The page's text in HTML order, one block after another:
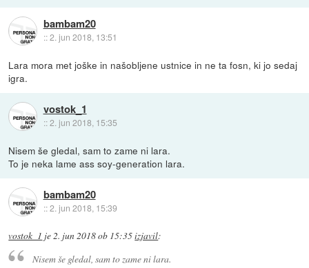
bambam20
::2. jun 2018, 13:51
Lara mora met joške in našobljene ustnice in ne ta fosn, ki jo sedaj
igra.
vostok_1
::2. jun 2018, 15:35
Nisem še gledal, sam to zame ni lara.
To je neka lame ass soy-generation lara.
bambam20
::2. jun 2018, 15:39
vostok_1 je2. jun 2018 ob 15:35izjavil:
Nisem še gledal, sam to zame ni lara.